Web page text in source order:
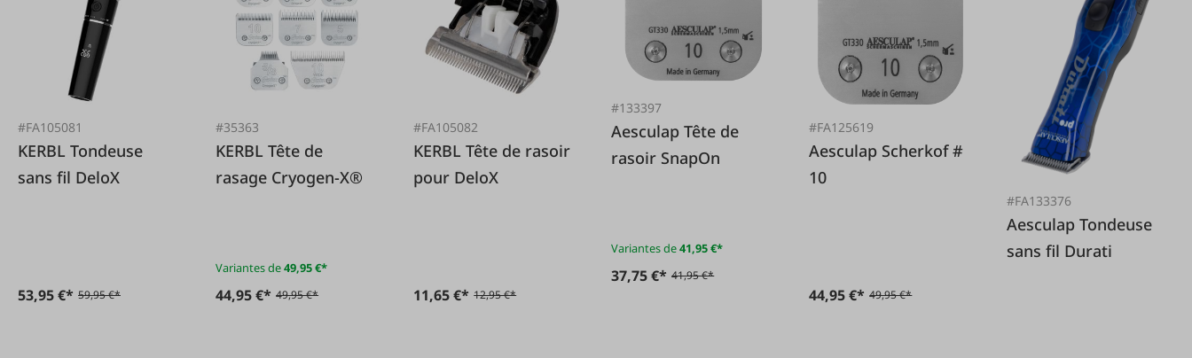
#FA105081
KERBL Tondeuse
sans fil DeloX
53,95 €* 59,95 €*
#35363
KERBL Tête de
rasage Cryogen-X®
Variantes de49,95 €*
44,95 €* 49,95 €*
#FA105082
KERBL Tête de rasoir
pour DeloX
11,65 €* 12,95 €*
#133397
Aesculap Tête de
rasoir SnapOn
Variantes de41,95 €*
37,75 €* 41,95 €*
#FA125619
Aesculap Scherkof #
10
44,95 €* 49,95 €*
#FA133376
Aesculap Tondeuse
sans fil Durati